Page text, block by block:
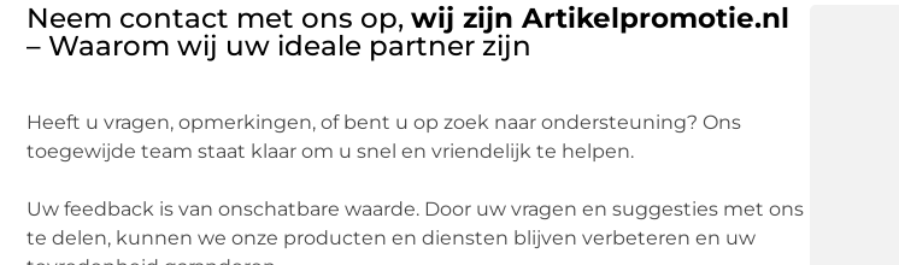
Neem contact met ons op, wij zijn Artikelpromotie.nl
– Waarom wij uw ideale partner zijn
Heeft u vragen, opmerkingen, of bent u op zoek naar ondersteuning? Ons
toegewijde team staat klaar om u snel en vriendelijk te helpen.
Uw feedback is van onschatbare waarde. Door uw vragen en suggesties met ons
te delen, kunnen we onze producten en diensten blijven verbeteren en uw